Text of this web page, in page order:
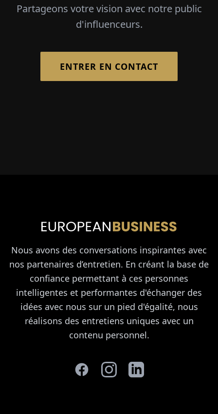
Partageons votre vision avec notre public
d'influenceurs.
ENTRER EN CONTACT
Nous avons des conversations inspirantes avec
nos partenaires d’entretien. En créant la base de
confiance permettant à ces personnes
intelligentes et performantes d'échanger des
idées avec nous sur un pied d'égalité, nous
réalisons des entretiens uniques avec un
contenu personnel.